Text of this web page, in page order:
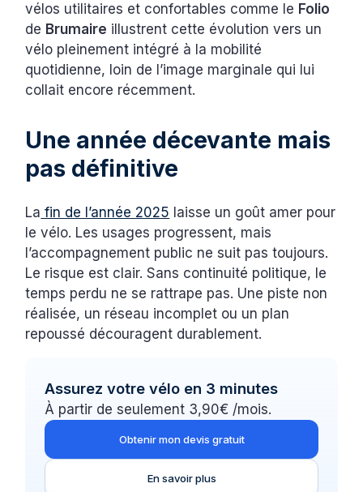
vélos utilitaires et confortables comme le Folio
de Brumaire illustrent cette évolution vers un
vélo pleinement intégré à la mobilité
quotidienne, loin de l’image marginale qui lui
collait encore récemment.
Une année décevante mais
pas définitive
La fin de l’année 2025 laisse un goût amer pour
le vélo. Les usages progressent, mais
l’accompagnement public ne suit pas toujours.
Le risque est clair. Sans continuité politique, le
temps perdu ne se rattrape pas. Une piste non
réalisée, un réseau incomplet ou un plan
repoussé découragent durablement.
Assurez votre vélo en 3 minutes
À partir de seulement 3,90€ /mois.
Obtenir mon devis gratuit
En savoir plus